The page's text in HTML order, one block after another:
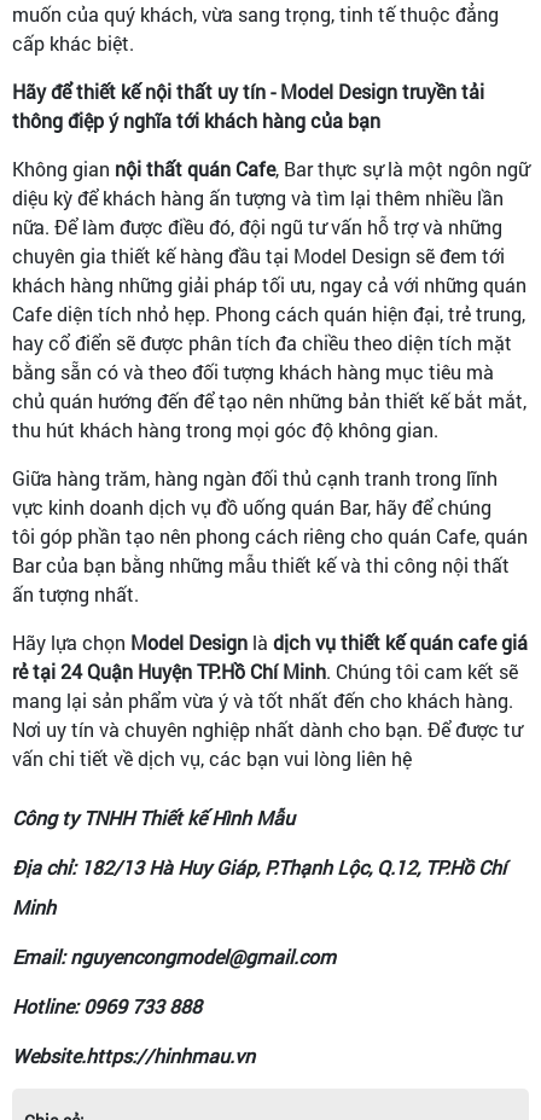
muốn của quý khách, vừa sang trọng, tinh tế thuộc đẳng
cấp khác biệt.
Hãy để thiết kế nội thất uy tín - Model Design truyền tải
thông điệp ý nghĩa tới khách hàng của bạn
Không gian nội thất quán Cafe, Bar thực sự là một ngôn ngữ
diệu kỳ để khách hàng ấn tượng và tìm lại thêm nhiều lần
nữa. Để làm được điều đó, đội ngũ tư vấn hỗ trợ và những
chuyên gia thiết kế hàng đầu tại Model Design sẽ đem tới
khách hàng những giải pháp tối ưu, ngay cả với những quán
Cafe diện tích nhỏ hẹp. Phong cách quán hiện đại, trẻ trung,
hay cổ điển sẽ được phân tích đa chiều theo diện tích mặt
bằng sẵn có và theo đối tượng khách hàng mục tiêu mà
chủ quán hướng đến để tạo nên những bản thiết kế bắt mắt,
thu hút khách hàng trong mọi góc độ không gian.
Giữa hàng trăm, hàng ngàn đối thủ cạnh tranh trong lĩnh
vực kinh doanh dịch vụ đồ uống quán Bar, hãy để chúng
tôi góp phần tạo nên phong cách riêng cho quán Cafe, quán
Bar của bạn bằng những mẫu thiết kế và thi công nội thất
ấn tượng nhất.
Hãy lựa chọn Model Design là dịch vụ thiết kế quán cafe giá
rẻ tại 24 Quận Huyện TP.Hồ Chí Minh. Chúng tôi cam kết sẽ
mang lại sản phẩm vừa ý và tốt nhất đến cho khách hàng.
Nơi uy tín và chuyên nghiệp nhất dành cho bạn. Để được tư
vấn chi tiết về dịch vụ, các bạn vui lòng liên hệ
Công ty TNHH Thiết kế Hình Mẫu
Địa chỉ: 182/13 Hà Huy Giáp, P.Thạnh Lộc, Q.12, TP.Hồ Chí
Minh
Email: nguyencongmodel@gmail.com
Hotline: 0969 733 888
Website.https://hinhmau.vn